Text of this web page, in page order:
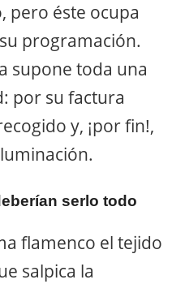
pero éste ocupa
programación.
supone toda una
por su factura
y, ¡por fin!,
serlo todo
flamenco el tejido
salpica la